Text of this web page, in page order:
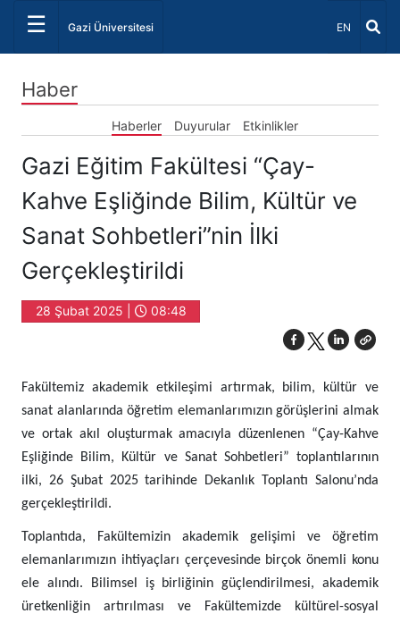
☰ Gazi Üniversitesi Dil Seçiniz
EN
Haber
Haberler Duyurular Etkinlikler
Gazi Eğitim Fakültesi “Çay-
Kahve Eşliğinde Bilim, Kültür ve
Sanat Sohbetleri”nin İlki
Gerçekleştirildi
28 Şubat 2025 | 08:48
Fakültemiz akademik etkileşimi artırmak, bilim, kültür ve
sanat alanlarında öğretim elemanlarımızın görüşlerini almak
ve ortak akıl oluşturmak amacıyla düzenlenen “Çay-Kahve
Eşliğinde Bilim, Kültür ve Sanat Sohbetleri” toplantılarının
ilki, 26 Şubat 2025 tarihinde Dekanlık Toplantı Salonu’nda
gerçekleştirildi.
Toplantıda, Fakültemizin akademik gelişimi ve öğretim
elemanlarımızın ihtiyaçları çerçevesinde birçok önemli konu
ele alındı. Bilimsel iş birliğinin güçlendirilmesi, akademik
üretkenliğin artırılması ve Fakültemizde kültürel-sosyal